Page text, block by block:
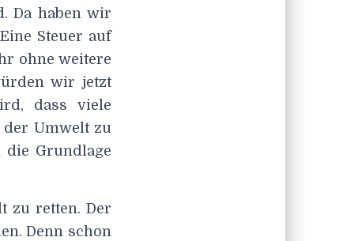
Da haben wir
Steuer auf
ohne weitere
wir jetzt
dass viele
der Umwelt zu
die Grundlage
zu retten. Der
Denn schon